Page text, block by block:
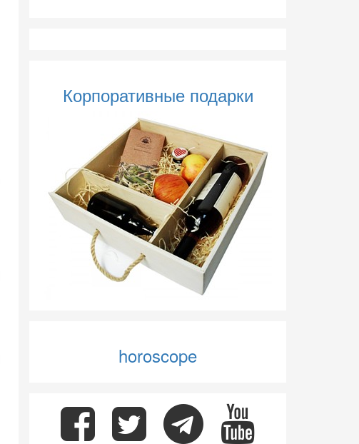
Корпоративные подарки
horoscope